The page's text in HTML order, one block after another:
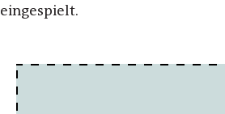
eingespielt.